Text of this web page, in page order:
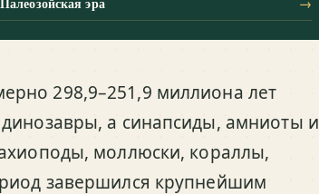
298,9–251,9 миллиона лет
а синапсиды, амниоты и
моллюски, кораллы,
завершился крупнейшим